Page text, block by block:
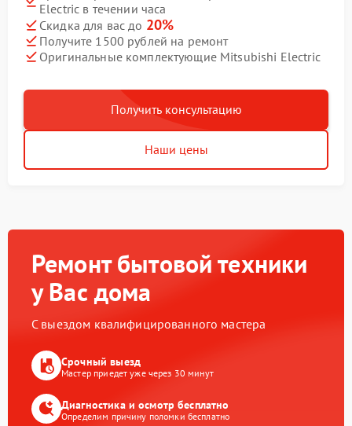
Electric в течении часа
Скидка для вас до 20%
Получите 1500 рублей на ремонт
Оригинальные комплектующие Mitsubishi Electric
Получить консультацию
Наши цены
Ремонт бытовой техники
у Вас дома
С выездом квалифицированного мастера
Срочный выезд
Мастер приедет уже через 30 минут
Диагностика и осмотр бесплатно
Определим причину поломки бесплатно